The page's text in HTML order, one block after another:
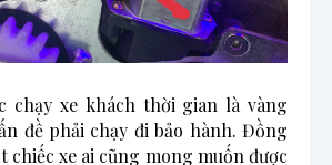
chạy xe khách thời gian là vàng
đề phải chạy đi bảo hành. Đồng
xe ai cũng mong muốn được